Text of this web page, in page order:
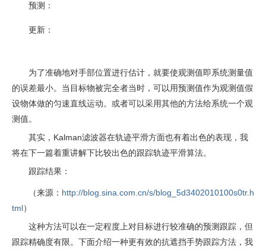
预测：
更新：
为了准确地对手部位置进行估计，就要使观测值即系统测量值
的误差最小。当目标物被完全者当时，可以用预测值作为观测值假
设物体做的匀速直线运动。或者可以采用其他的方法给系统一个观
测值。
其实，Kalman滤波器在轨迹平滑方面也有着出色的表现，我
将在下一篇着重讲解下比较出色的跟踪轨迹平滑算法。
跟踪结果：
（来源： http://blog.sina.com.cn/s/blog_5d3402010100s0tr.h
tml）
这种方法可以在一定程度上对目标进行较准确的预测跟踪，但
跟踪精确度有限。下面介绍一种更有效的抗遮挡手势跟踪方法，我